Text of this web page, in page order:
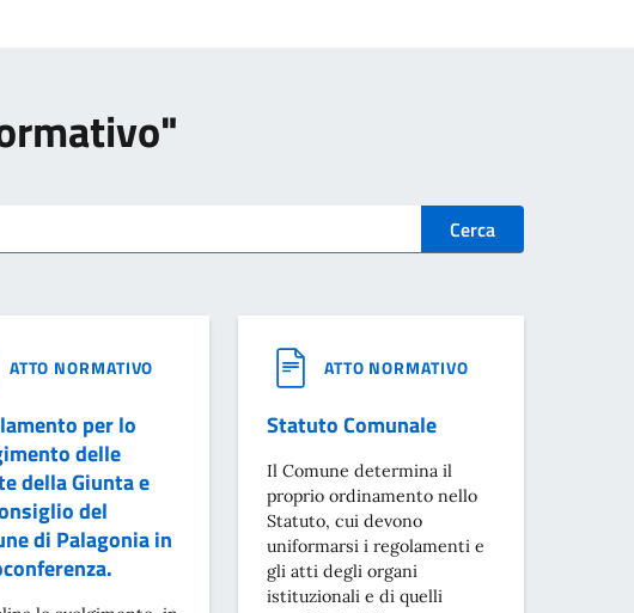
Cerca
ATTO NORMATIVO
per lo
delle
della Giunta e
del
di Palagonia in
ATTO NORMATIVO
Statuto Comunale
Il Comune determina il
proprio ordinamento nello
Statuto, cui devono
uniformarsi i regolamenti e
gli atti degli organi
istituzionali e di quelli